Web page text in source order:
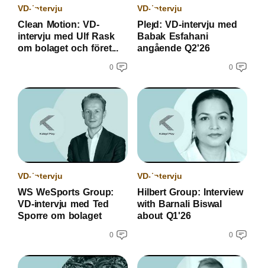
VD-intervju
Clean Motion: VD-
intervju med Ulf Rask
om bolaget och föret...
0
VD-intervju
Plejd: VD-intervju med
Babak Esfahani
angående Q2'26
0
VD-intervju
WS WeSports Group:
VD-intervju med Ted
Sporre om bolaget
0
VD-intervju
Hilbert Group: Interview
with Barnali Biswal
about Q1'26
0